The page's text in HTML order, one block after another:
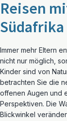
Reisen
Südafrika
Immer mehr Eltern
nicht nur möglich,
Kinder sind von
betrachten Sie die
offenen Augen und
Perspektiven. Die
Blickwinkel